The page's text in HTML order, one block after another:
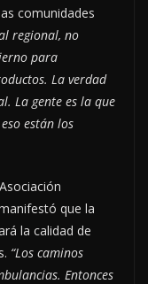
comunidades
regional, no
para
La verdad
La gente es la que
están los
que la
la calidad de
“Los caminos
Entonces